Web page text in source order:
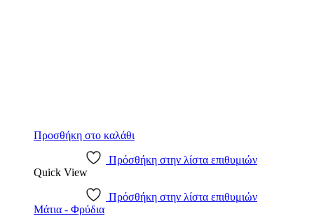
Προσθήκη στο καλάθι
Πρόσθήκη στην λίστα επιθυμιών
Quick View
Πρόσθήκη στην λίστα επιθυμιών
Μάτια - Φρύδια